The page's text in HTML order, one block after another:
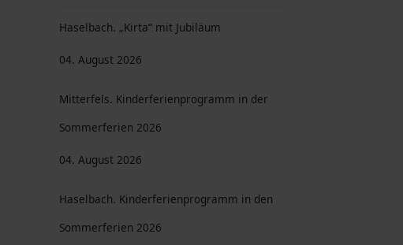
Haselbach. „Kirta“ mit Jubiläum
04. August 2026
Mitterfels. Kinderferienprogramm in der
Sommerferien 2026
04. August 2026
Haselbach. Kinderferienprogramm in den
Sommerferien 2026